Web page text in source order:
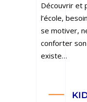
Découvrir et
l’école,
se motiver,
conforter
existe…